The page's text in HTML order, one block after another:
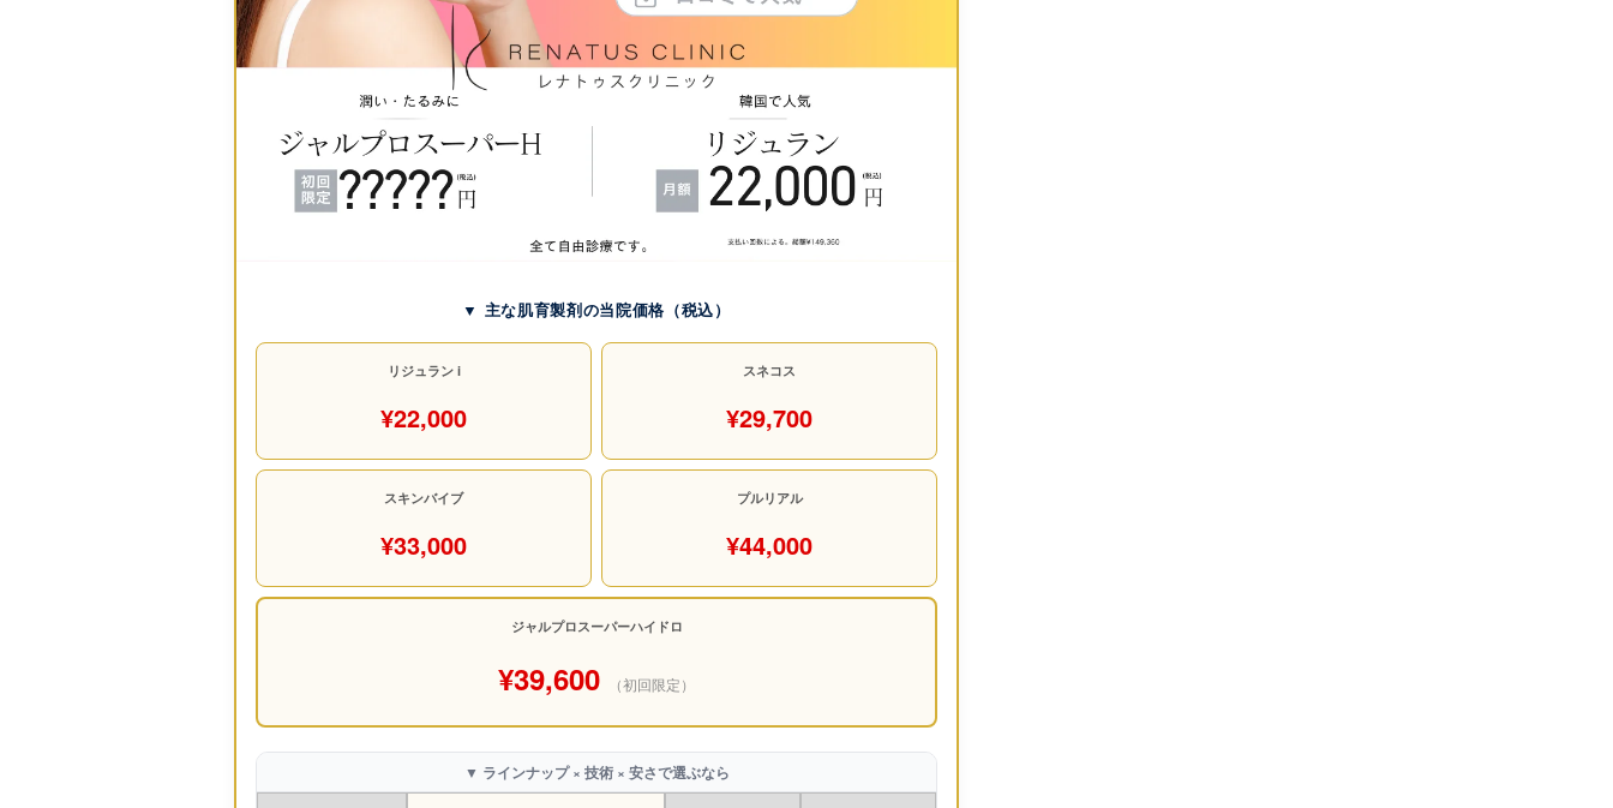
▼ 主な肌育製剤の当院価格（税込）
リジュラン i
¥22,000
スネコス
¥29,700
スキンバイブ
¥33,000
プルリアル
¥44,000
ジャルプロスーパーハイドロ
¥39,600 （初回限定）
▼ ラインナップ × 技術 × 安さで選ぶなら